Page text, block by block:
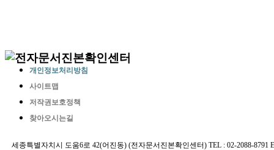
개인정보처리방침
사이트맵
저작권보호정책
찾아오시는길
세종특별자치시 도움6로 42(어진동) (전자문서진본확인센터) TEL : 02-2088-8791